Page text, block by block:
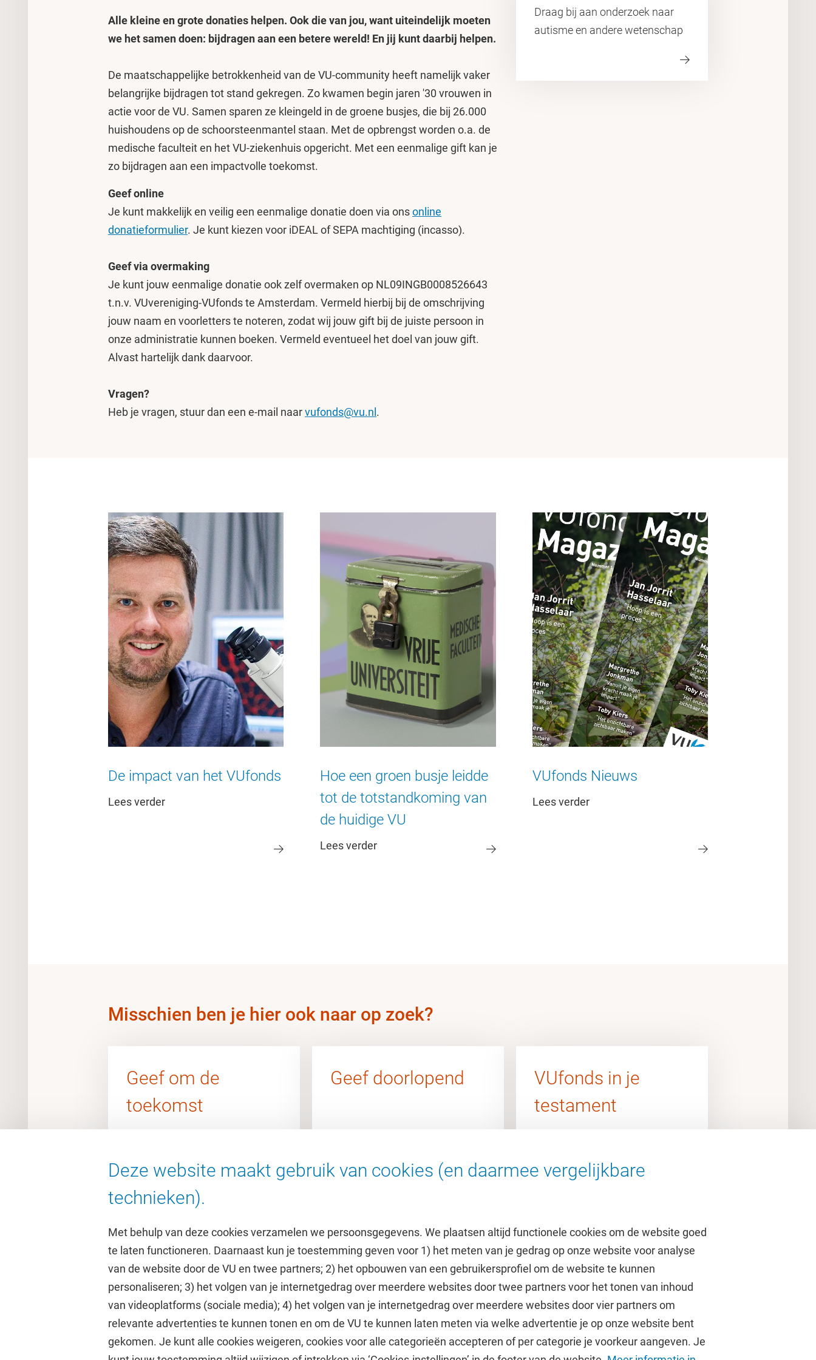
Alle kleine en grote donaties helpen. Ook die van jou, want uiteindelijk moeten
we het samen doen: bijdragen aan een betere wereld! En jij kunt daarbij helpen.
De maatschappelijke betrokkenheid van de VU-community heeft namelijk vaker
belangrijke bijdragen tot stand gekregen. Zo kwamen begin jaren '30 vrouwen in
actie voor de VU. Samen sparen ze kleingeld in de groene busjes, die bij 26.000
huishoudens op de schoorsteenmantel staan. Met de opbrengst worden o.a. de
medische faculteit en het VU-ziekenhuis opgericht. Met een eenmalige gift kan je
zo bijdragen aan een impactvolle toekomst.
Geef online
Je kunt makkelijk en veilig een eenmalige donatie doen via onsonline
donatieformulier. Je kunt kiezen voor iDEAL of SEPA machtiging (incasso).
Geef via overmaking
Je kunt jouw eenmalige donatie ook zelf overmaken op NL09INGB0008526643
t.n.v. VUvereniging-VUfonds te Amsterdam. Vermeld hierbij bij de omschrijving
jouw naam en voorletters te noteren, zodat wij jouw gift bij de juiste persoon in
onze administratie kunnen boeken. Vermeld eventueel het doel van jouw gift.
Alvast hartelijk dank daarvoor.
Vragen?
Heb je vragen, stuur dan een e-mail naarvufonds@vu.nl .
Draag bij aan onderzoek naar
autisme en andere wetenschap
De impact van het VUfonds
Lees verder
Hoe een groen busje leidde
tot de totstandkoming van
de huidige VU
Lees verder
VUfonds Nieuws
Lees verder
Misschien ben je hier ook naar op zoek?
Geef om de
toekomst
Geef doorlopend
VUfonds in je
testament
Deze website maakt gebruik van cookies (en daarmee vergelijkbare
technieken).
Met behulp van deze cookies verzamelen we persoonsgegevens. We plaatsen altijd functionele cookies om de website goed
te laten functioneren. Daarnaast kun je toestemming geven voor 1) het meten van je gedrag op onze website voor analyse
van de website door de VU en twee partners; 2) het opbouwen van een gebruikersprofiel om de website te kunnen
personaliseren; 3) het volgen van je internetgedrag over meerdere websites door twee partners voor het tonen van inhoud
van videoplatforms (sociale media); 4) het volgen van je internetgedrag over meerdere websites door vier partners om
relevante advertenties te kunnen tonen en om de VU te kunnen laten meten via welke advertentie je op onze website bent
gekomen. Je kunt alle cookies weigeren, cookies voor alle categorieën accepteren of per categorie je voorkeur aangeven. Je
Direct naar
Cultuur op de campus
Studie
Academische jaarkalender
Studiegids
Uitgelicht
Doneer aan het VUfonds
VU Magazine
Over de VU
Contact en route
Werken bij de VU